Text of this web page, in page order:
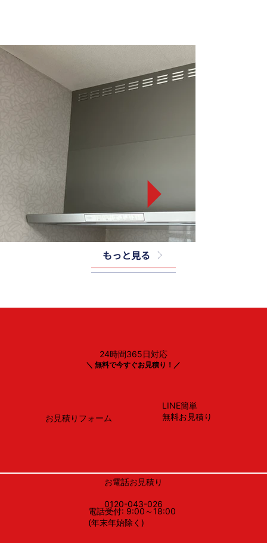
リンナイ
もっと見る
LINE簡単
無料お見積り
0120-043-026
お電話お見積り
電話受付: 9:00～18:00
(年末年始除く)
お見積りフォーム
＼ 無料で今すぐお見積り！／
24時間365日対応